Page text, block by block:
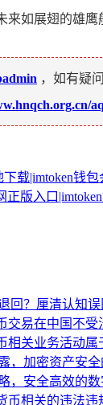
来如展翅的雄
，如有疑
载|imtoken钱包
正版入口
回？厘清认知
交易在中国不
相关业务活动
，加密资产安
，安全高效的
币相关的违法